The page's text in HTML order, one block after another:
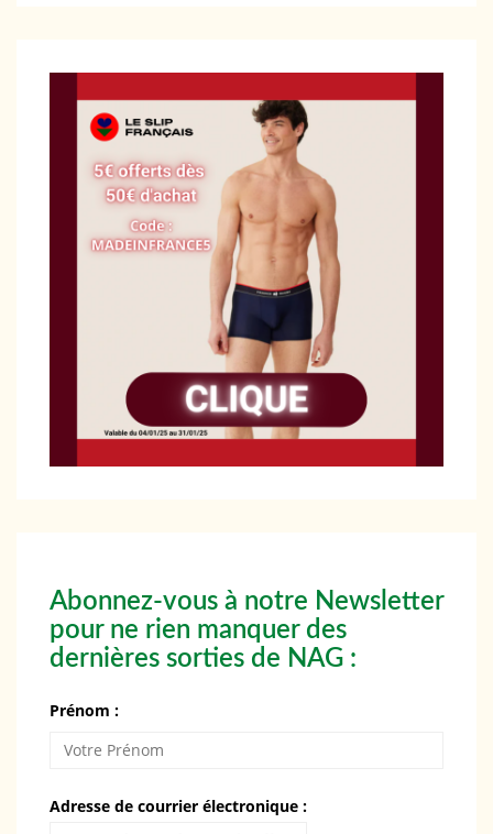
Abonnez-vous à notre Newsletter
pour ne rien manquer des
dernières sorties de NAG :
Prénom :
Adresse de courrier électronique :